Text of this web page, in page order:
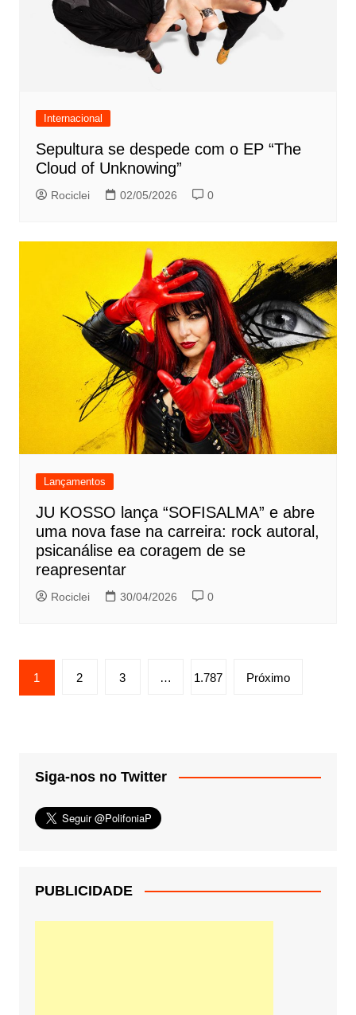
Internacional
Sepultura se despede com o EP “The
Cloud of Unknowing”
Rociclei 02/05/2026 0
Lançamentos
JU KOSSO lança “SOFISALMA” e abre
uma nova fase na carreira: rock autoral,
psicanálise ea coragem de se
reapresentar
Rociclei 30/04/2026 0
Paginação
de
1 2 3 … 1.787 Próximo
Siga-nos no Twitter
PUBLICIDADE